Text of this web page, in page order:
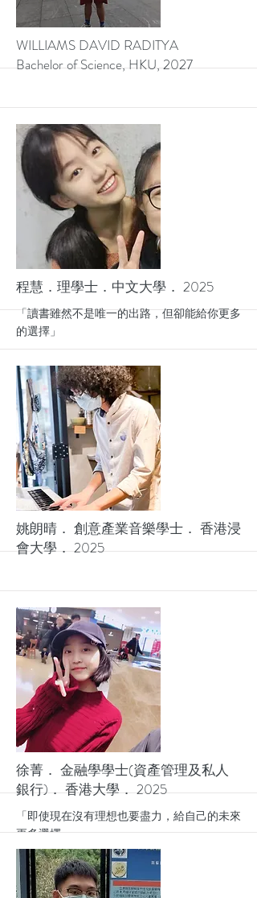
More
WILLIAMS DAVID RADITYA
Bachelor of Science, HKU, 2027
More
程慧．理學士．中文大學． 2025
「讀書雖然不是唯一的出路，但卻能給你更多
的選擇」
More
姚朗晴． 創意產業音樂學士． 香港浸
會大學． 2025
More
徐菁． 金融學學士(資產管理及私人
銀行)． 香港大學． 2025
「即使現在沒有理想也要盡力，給自己的未來
更多選擇。」